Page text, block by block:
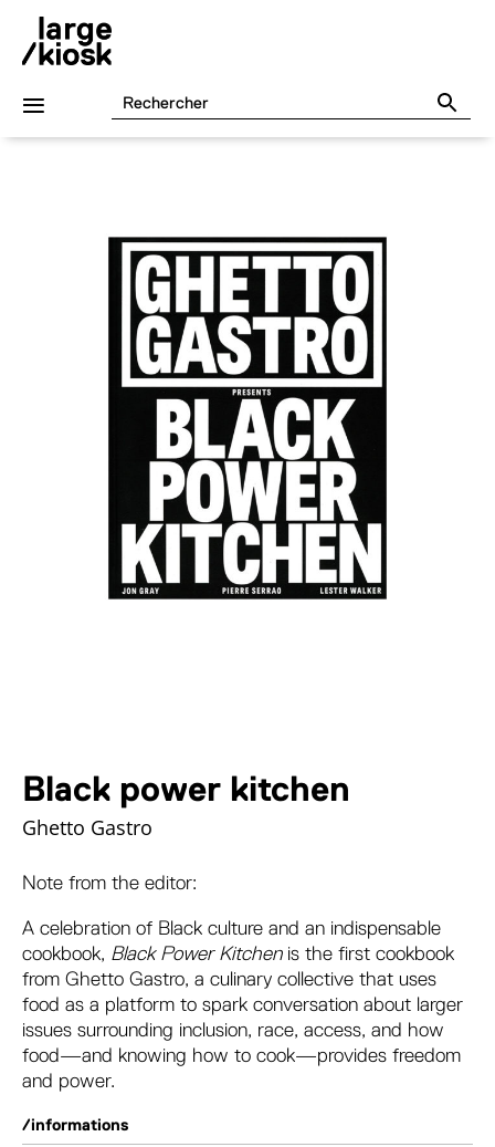
Black power kitchen
Ghetto Gastro
Note from the editor:
A celebration of Black culture and an indispensable
cookbook, Black Power Kitchenis the first cookbook
from Ghetto Gastro, a culinary collective that uses
food as a platform to spark conversation about larger
issues surrounding inclusion, race, access, and how
food—and knowing how to cook—provides freedom
and power.
/informations